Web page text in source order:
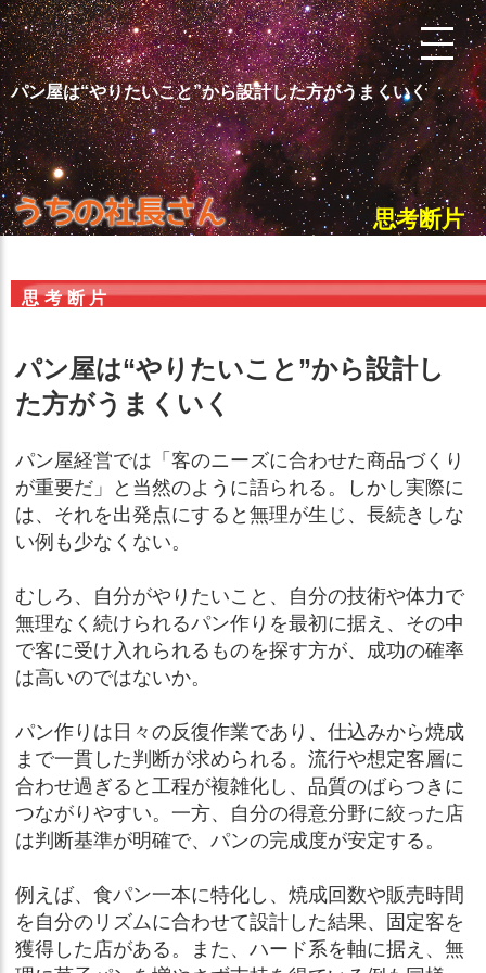
パン屋は“やりたいこと”から設計した方がうまくいく
思考断片
思考断片
パン屋は“やりたいこと”から設計し
た方がうまくいく
パン屋経営では「客のニーズに合わせた商品づくり
が重要だ」と当然のように語られる。しかし実際に
は、それを出発点にすると無理が生じ、長続きしな
い例も少なくない。
むしろ、自分がやりたいこと、自分の技術や体力で
無理なく続けられるパン作りを最初に据え、その中
で客に受け入れられるものを探す方が、成功の確率
は高いのではないか。
パン作りは日々の反復作業であり、仕込みから焼成
まで一貫した判断が求められる。流行や想定客層に
合わせ過ぎると工程が複雑化し、品質のばらつきに
つながりやすい。一方、自分の得意分野に絞った店
は判断基準が明確で、パンの完成度が安定する。
例えば、食パン一本に特化し、焼成回数や販売時間
を自分のリズムに合わせて設計した結果、固定客を
獲得した店がある。また、ハード系を軸に据え、無